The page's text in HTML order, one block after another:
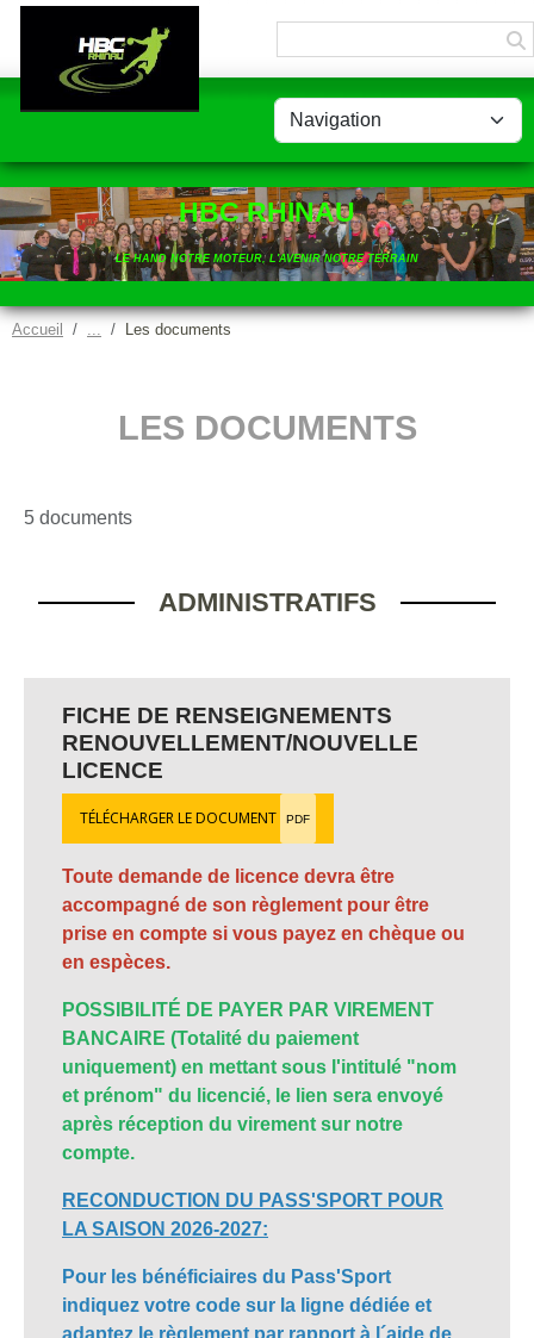
HBC RHINAU
LE HAND NOTRE MOTEUR, L'AVENIR NOTRE TERRAIN
Accueil Les documents
LES DOCUMENTS
5 documents
ADMINISTRATIFS
FICHE DE RENSEIGNEMENTS
RENOUVELLEMENT/NOUVELLE
LICENCE
TÉLÉCHARGER LE DOCUMENT PDF
Toute demande de licence devra être
accompagné de son règlement pour être
prise en compte si vous payez en chèque ou
en espèces.
POSSIBILITÉ DE PAYER PAR VIREMENT
BANCAIRE (Totalité du paiement
uniquement) en mettant sous l'intitulé "nom
et prénom" du licencié, le lien sera envoyé
après réception du virement sur notre
compte.
RECONDUCTION DU PASS'SPORT POUR
LA SAISON 2026-2027:
Pour les bénéficiaires du Pass'Sport
indiquez votre code sur la ligne dédiée et
adaptez le règlement par rapport à l´aide de